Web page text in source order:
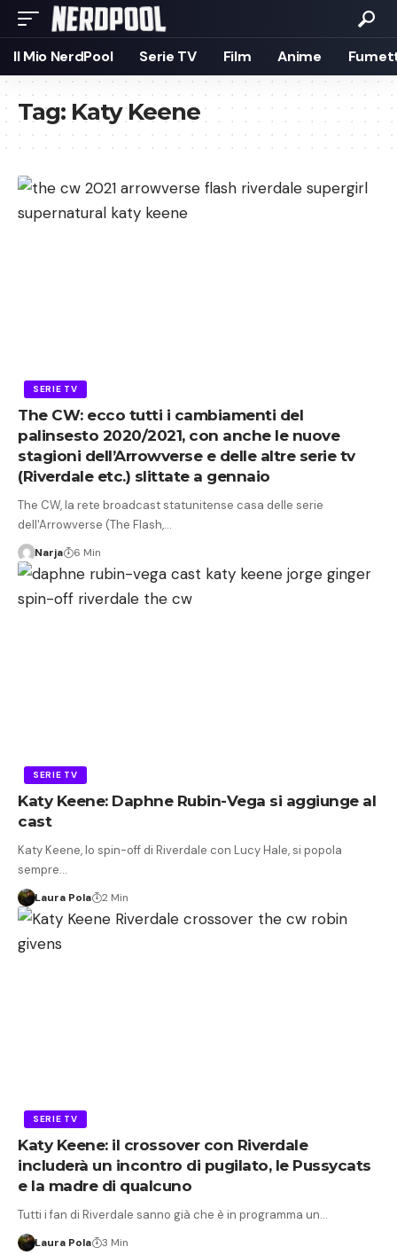
Il Mio NerdPool Serie TV Film Anime
Tag: Katy Keene
SERIE TV
The CW: ecco tutti i cambiamenti del
palinsesto 2020/2021, con anche le nuove
stagioni dell’Arrowverse e delle altre serie tv
(Riverdale etc.) slittate a gennaio
The CW, la rete broadcast statunitense casa delle serie
dell'Arrowverse (The Flash,…
Narja 6 Min
SERIE TV
Katy Keene: Daphne Rubin-Vega si aggiunge al
cast
Katy Keene, lo spin-off di Riverdale con Lucy Hale, si popola
sempre…
Laura Pola 2 Min
SERIE TV
Katy Keene: il crossover con Riverdale
includerà un incontro di pugilato, le Pussycats
e la madre di qualcuno
Tutti i fan di Riverdale sanno già che è in programma un…
Laura Pola 3 Min